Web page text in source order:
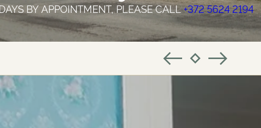
BY APPOINTMENT, PLEASE CALL+372 5624 2194